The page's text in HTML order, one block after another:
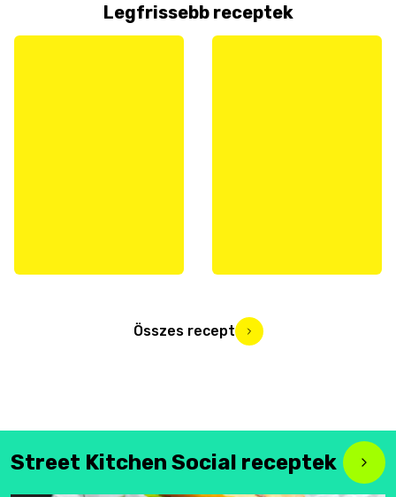
Legfrissebb receptek
Összes recept
Street Kitchen Social receptek